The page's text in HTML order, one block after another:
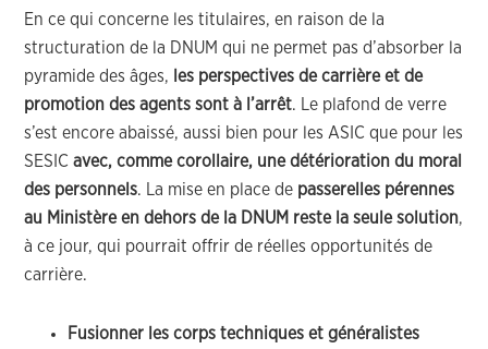
En ce qui concerne les titulaires, en raison de la
structuration de la DNUM qui ne permet pas d’absorber la
pyramide des âges, les perspectives de carrière et de
promotion des agents sont à l’arrêt. Le plafond de verre
s’est encore abaissé, aussi bien pour les ASIC que pour les
SESICavec, comme corollaire, une détérioration du moral
des personnels. La mise en place de passerelles pérennes
au Ministère en dehors de la DNUM reste la seule solution,
à ce jour, qui pourrait offrir de réelles opportunités de
carrière.
Fusionner les corps techniques et généralistes